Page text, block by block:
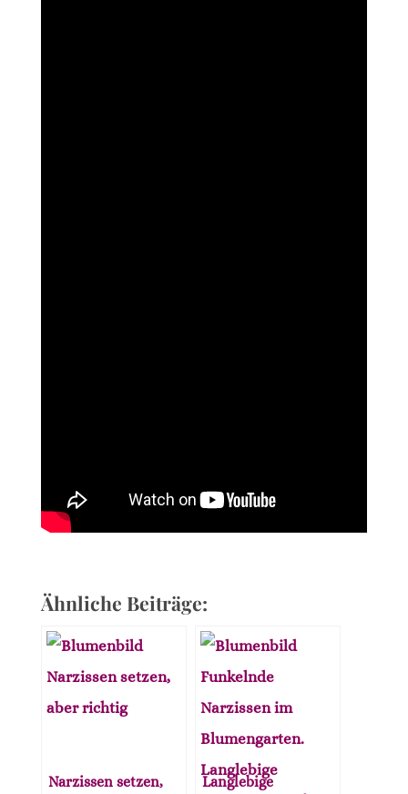
Ähnliche Beiträge:
Narzissen setzen,
Langlebige